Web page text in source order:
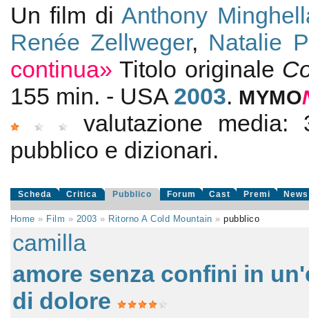
Un film diAnthony
Renée Zellweger, Natalie
continua» Titolo originale
155 min. - USA 2003. MYMO
valutazione media:
pubblico e dizionari.
Scheda Critica Pubblico Forum Cast Premi News
Home » Film » 2003 » Ritorno A Cold Mountain »pubblico
camilla
amore senza confini in
di dolore